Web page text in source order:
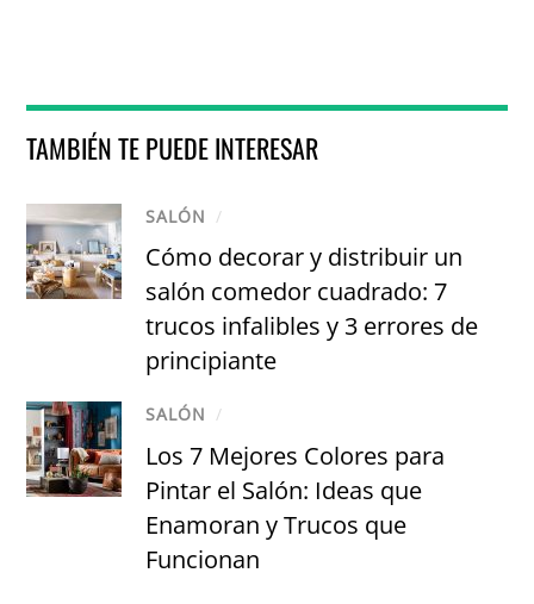
TAMBIÉN TE PUEDE INTERESAR
SALÓN /
Cómo decorar y distribuir un
salón comedor cuadrado: 7
trucos infalibles y 3 errores de
principiante
SALÓN /
Los 7 Mejores Colores para
Pintar el Salón: Ideas que
Enamoran y Trucos que
Funcionan